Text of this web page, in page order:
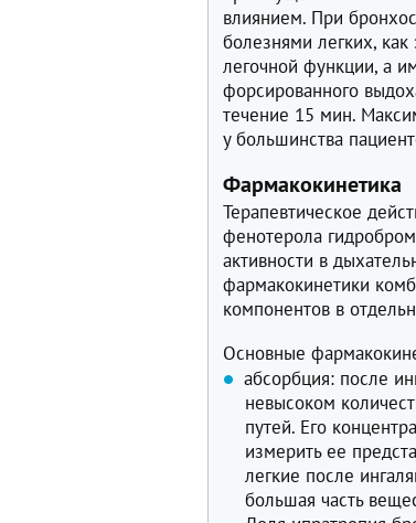
влиянием. При
болезнями легких,
легочной функции, а
форсированного
течение 15 мин.
у большинства
Фармакокинетика
Терапевтическое
фенотерола
активности в
фармакокинетики
компонентов в
Основные
абсорбция: после
невысоком
путей. Его
измерить ее
легкие после
большая часть